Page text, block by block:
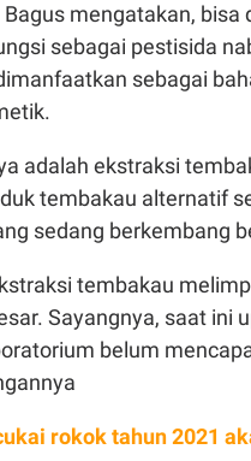
mengatakan, bisa
sebagai pestisida
sebagai
adalah ekstraksi
tembakau alternatif
sedang berkembang
tembakau
Sayangnya, saat ini
belum
rokok tahun 2021